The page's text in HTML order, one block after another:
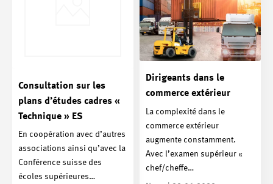
Dirigeants dans le
commerce extérieur
La complexité dans le
commerce extérieur
augmente constamment.
Avec l’examen supérieur «
chef/cheffe…
Consultation sur les
plans d’études cadres «
Technique » ES
En coopération avec d’autres
associations ainsi qu’avec la
Conférence suisse des
écoles supérieures…